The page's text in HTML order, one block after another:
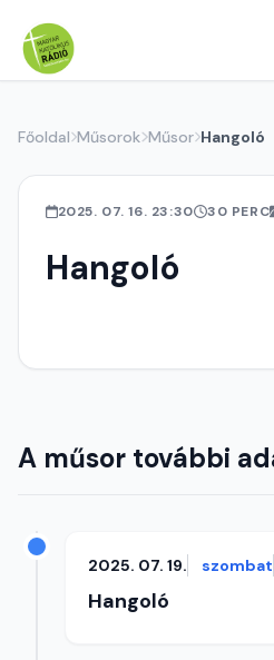
Főoldal Műsorok Műsor Hangoló
2025. 07. 16. 23:30 30 PERC
Hangoló
A műsor további
2025. 07. 19. szombat
Hangoló